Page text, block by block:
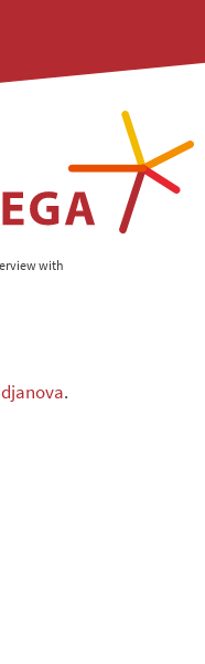
with
.